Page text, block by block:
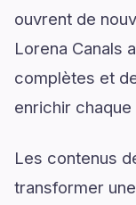
ouvrent de
Lorena Canals
complètes et
enrichir
Les contenus
transformer